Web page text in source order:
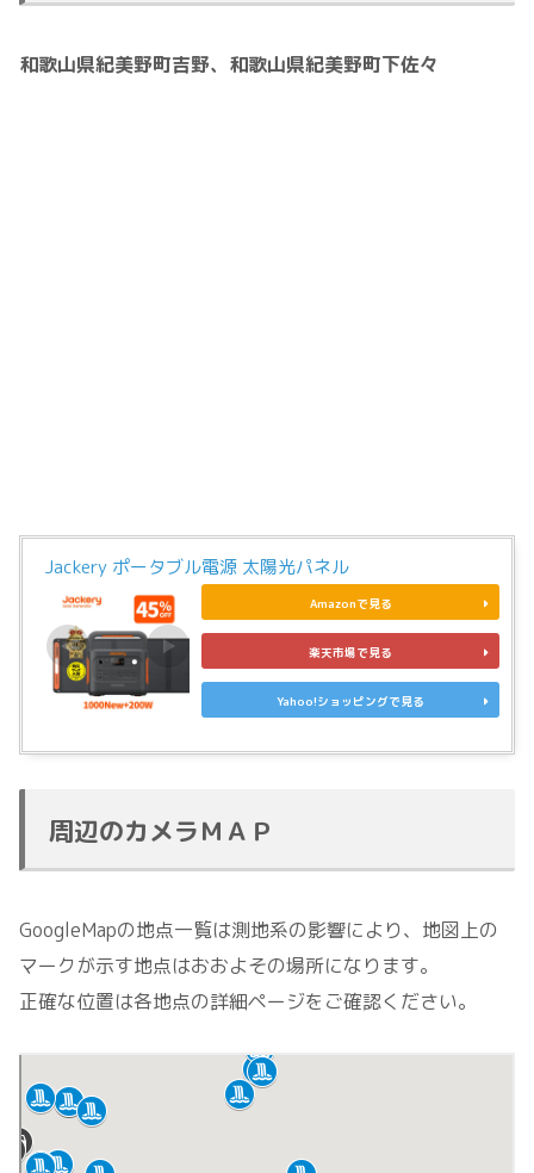
和歌山県紀美野町吉野、和歌山県紀美野町下佐々
Jackery ポータブル電源 太陽光パネル
Amazonで見る
楽天市場で見る
Yahoo!ショッピングで見る
周辺のカメラＭＡＰ
GoogleMapの地点一覧は測地系の影響により、地図上の
マークが示す地点はおおよその場所になります。
正確な位置は各地点の詳細ページをご確認ください。